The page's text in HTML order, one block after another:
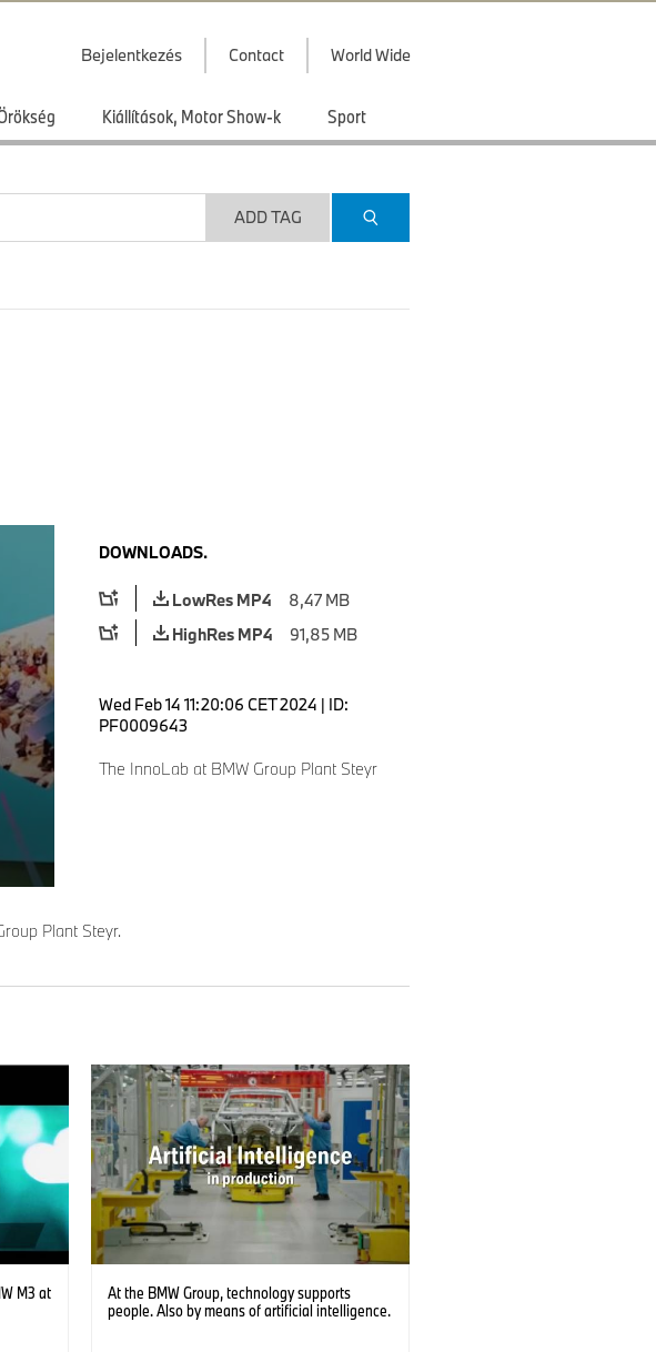
Bejelentkezés Contact World Wide
Kiállítások, Motor Show-k Sport
ADD TAG
DOWNLOADS.
LowRes MP4
8,47 MB
HighRes MP4
91,85 MB
Wed Feb 14 11:20:06 CET 2024 | ID:
PF0009643
The InnoLab at BMW Group Plant Steyr
Plant Steyr.
M3 at
At the BMW Group, technology supports
people. Also by means of artificial intelligence.